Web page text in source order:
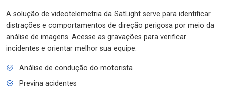
A solução de videotelemetria da SatLight serve para identificar
distrações e comportamentos de direção perigosa por meio da
análise de imagens. Acesse as gravações para verificar
incidentes e orientar melhor sua equipe.
Análise de condução do motorista
Previna acidentes